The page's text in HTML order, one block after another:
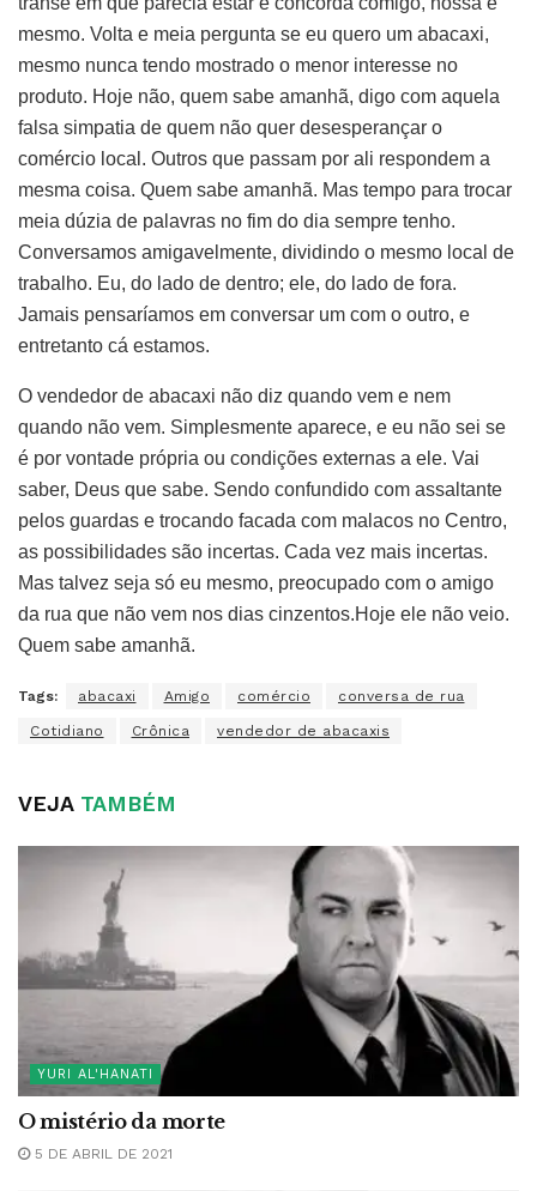
mesmo. Volta e meia pergunta se eu quero um abacaxi,
mesmo nunca tendo mostrado o menor interesse no
produto. Hoje não, quem sabe amanhã, digo com aquela
falsa simpatia de quem não quer desesperançar o
comércio local. Outros que passam por ali respondem a
mesma coisa. Quem sabe amanhã. Mas tempo para trocar
meia dúzia de palavras no fim do dia sempre tenho.
Conversamos amigavelmente, dividindo o mesmo local de
trabalho. Eu, do lado de dentro; ele, do lado de fora.
Jamais pensaríamos em conversar um com o outro, e
entretanto cá estamos.
O vendedor de abacaxi não diz quando vem e nem
quando não vem. Simplesmente aparece, e eu não sei se
é por vontade própria ou condições externas a ele. Vai
saber, Deus que sabe. Sendo confundido com assaltante
pelos guardas e trocando facada com malacos no Centro,
as possibilidades são incertas. Cada vez mais incertas.
Mas talvez seja só eu mesmo, preocupado com o amigo
da rua que não vem nos dias cinzentos.Hoje ele não veio.
Quem sabe amanhã.
Tags: abacaxi Amigo comércio conversa de rua
Cotidiano Crônica vendedor de abacaxis
VEJATAMBÉM
YURI AL'HANATI
O mistério da morte
5 DE ABRIL DE 2021